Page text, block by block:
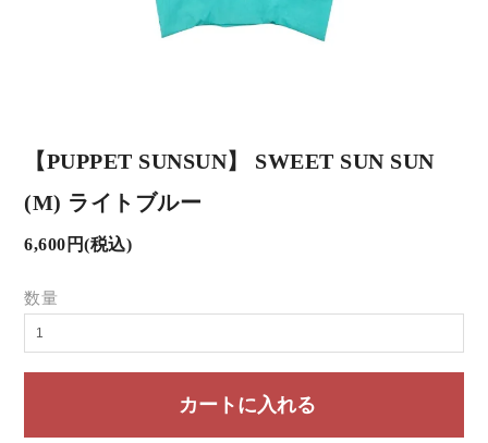
【PUPPET SUNSUN】 SWEET SUN SUN
(M) ライトブルー
6,600円(税込)
数量